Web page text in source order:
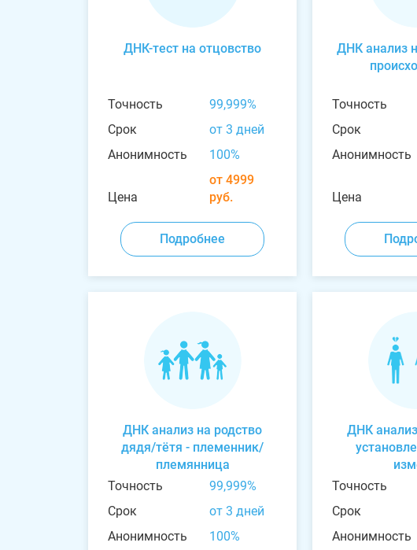
ДНК-тест на отцовство
Точность
99,999%
Срок
от 3 дней
Анонимность
100%
Цена
от 4999
руб.
Подробнее
ДНК анализ
Точность
Срок
Анонимность
Цена
ДНК анализ на родство
дядя/тётя - племенник/
племянница
Точность
99,999%
Срок
от 3 дней
Анонимность
100%
ДНК
Точность
Срок
Анонимность